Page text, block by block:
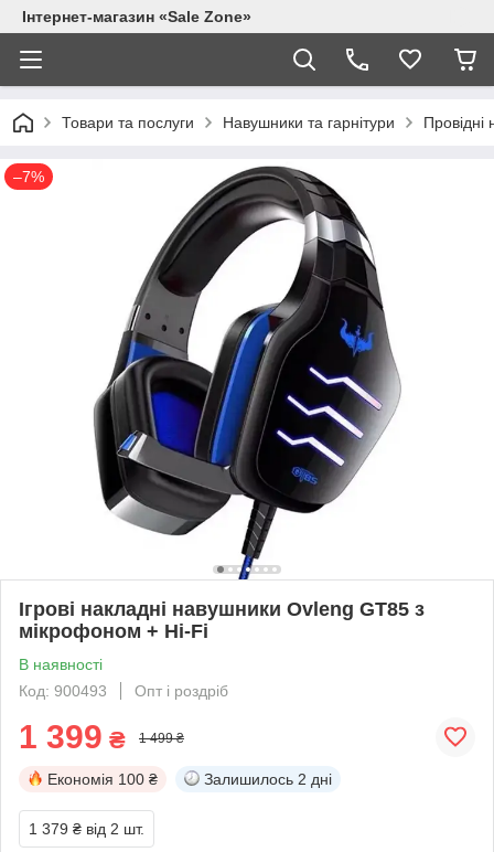
Інтернет-магазин «Sale Zone»
Товари та послуги Навушники та гарнітури Провідні
–7%
Ігрові накладні навушники Ovleng GT85 з
мікрофоном + Hi-Fi
В наявності
Код: 900493
Опт і роздріб
1 399 ₴ 1 499 ₴
Економія 100 ₴ Залишилось 2 дні
1 379 ₴ від 2 шт.